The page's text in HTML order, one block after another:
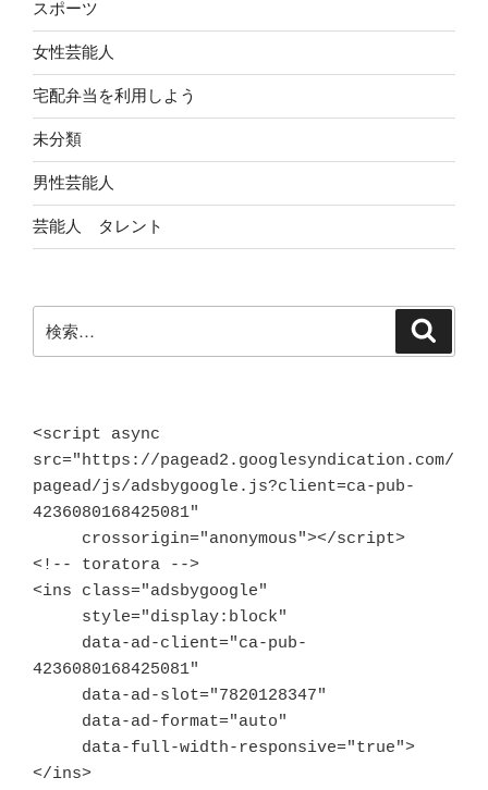
スポーツ
女性芸能人
宅配弁当を利用しよう
未分類
男性芸能人
芸能人 タレント
索:
<script async
src="https://pagead2.googlesyndication.com/
pagead/js/adsbygoogle.js?client=ca-pub-
4236080168425081"
<!-- toratora -->
<ins class="adsbygoogle"
4236080168425081"
</ins>